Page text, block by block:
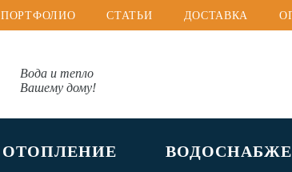
ПОРТФОЛИО СТАТЬИ ДОСТАВКА
Вода и тепло
Вашему дому!
ОТОПЛЕНИЕ